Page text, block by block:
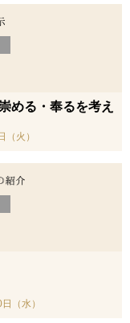
める・奉るを考え
火）
（水）